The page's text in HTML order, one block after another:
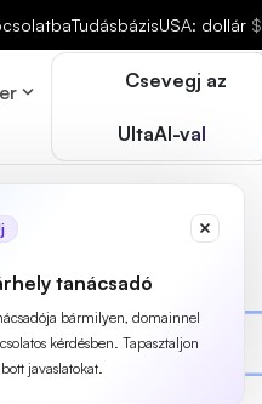
TudásbázisUSA: dollár $
Csevegj az
UltaAI-val
tanácsadó
bármilyen, domainnel
kérdésben. Tapasztaljon
javaslatokat.